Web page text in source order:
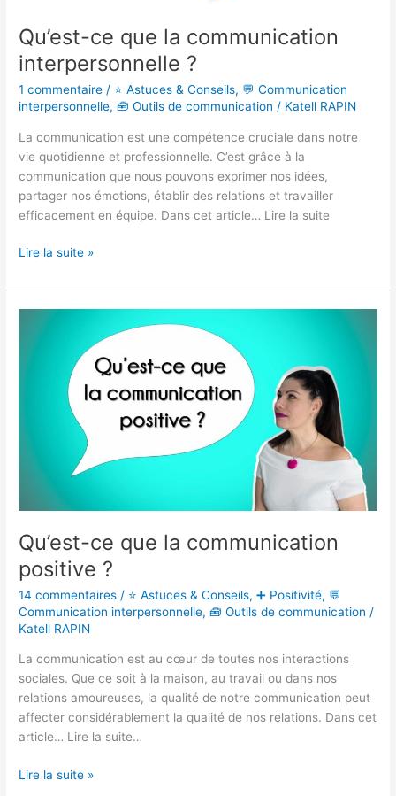
Qu’est-ce que la communication
interpersonnelle ?
1 commentaire / ⭐ Astuces & Conseils, 💬 Communication
interpersonnelle,🧰 Outils de communication / Katell RAPIN
La communication est une compétence cruciale dans notre
vie quotidienne et professionnelle. C’est grâce à la
communication que nous pouvons exprimer nos idées,
partager nos émotions, établir des relations et travailler
efficacement en équipe. Dans cet article… Lire la suite
Lire la suite »
Qu’est-ce que la communication
positive ?
14 commentaires / ⭐ Astuces & Conseils,➕ Positivité, 💬
Communication interpersonnelle,🧰 Outils de communication /
Katell RAPIN
La communication est au cœur de toutes nos interactions
sociales. Que ce soit à la maison, au travail ou dans nos
relations amoureuses, la qualité de notre communication peut
affecter considérablement la qualité de nos relations. Dans cet
article… Lire la suite…
communication
positive ?
Lire la suite »